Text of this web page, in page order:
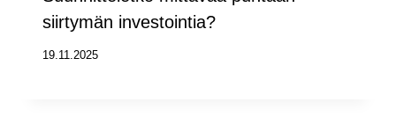
siirtymän investointia?
19.11.2025